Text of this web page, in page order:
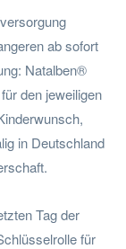
ab sofort
Natalben®
den jeweiligen
in Deutschland
Tag der
für